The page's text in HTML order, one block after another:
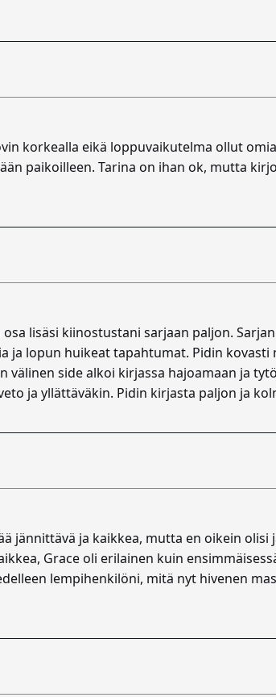
korkealla eikä loppuvaikutelma ollut
paikoilleen. Tarina on ihan ok, mutta
lisäsi kiinostustani sarjaan paljon.
ja lopun huikeat tapahtumat. Pidin
välinen side alkoi kirjassa hajoamaan ja
ja yllättäväkin. Pidin kirjasta paljon ja
jännittävä ja kaikkea, mutta en oikein
Grace oli erilainen kuin
lempihenkilöni, mitä nyt hivenen